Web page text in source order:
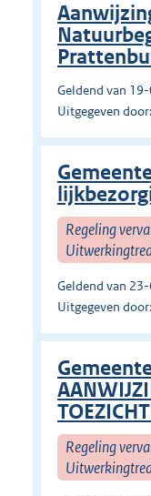
Geldend van
Uitgegeven
Regeling
Geldend van
Uitgegeven
Regeling